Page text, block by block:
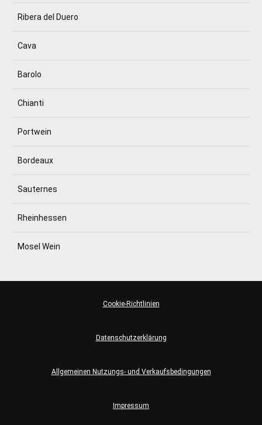
Ribera del Duero
Cava
Barolo
Chianti
Portwein
Bordeaux
Sauternes
Rheinhessen
Mosel Wein
Impressum
Allgemeinen Nutzungs- und Verkaufsbedingungen
Datenschutzerklärung
Cookie-Richtlinien